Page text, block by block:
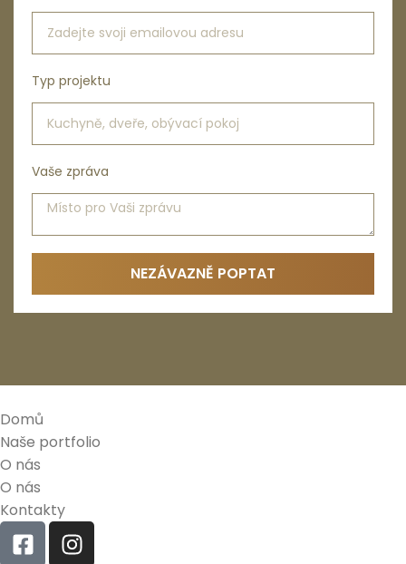
Typ projektu
Vaše zpráva
NEZÁVAZNĚ POPTAT
Domů
Naše portfolio
O nás
O nás
Kontakty